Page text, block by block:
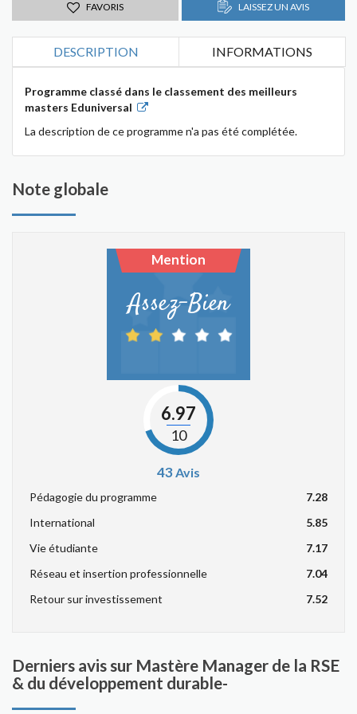
FAVORIS LAISSEZ UN AVIS
DESCRIPTION INFORMATIONS
Programme classé dans le classement des meilleurs
masters Eduniversal
La description de ce programme n'a pas été complétée.
Note globale
Mention
Assez-Bien
6.97
10
43Avis
Pédagogie du programme
7.28
International
5.85
Vie étudiante
7.17
Réseau et insertion professionnelle
7.04
Retour sur investissement
7.52
Derniers avis sur Mastère Manager de la RSE
& du développement durable-